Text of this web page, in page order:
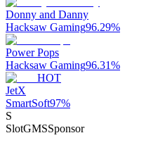
Donny and Danny
Hacksaw Gaming96.29%
Power Pops
Hacksaw Gaming96.31%
HOT
JetX
SmartSoft97%
S
SlotGMSSponsor